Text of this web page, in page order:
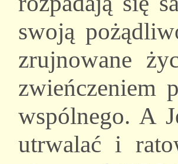
swoją
zrujnowane
zwieńczeniem
wspólnego. A
utrwalać i